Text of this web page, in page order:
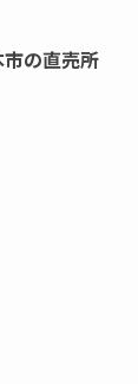
の直売所